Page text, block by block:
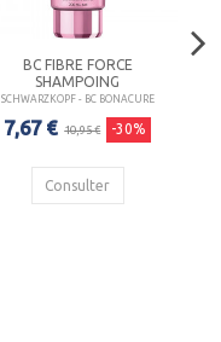
BC FIBRE FORCE
SHAMPOING
SCHWARZKOPF - BC BONACURE
7,67 € 10,95 € -30%
Consulter